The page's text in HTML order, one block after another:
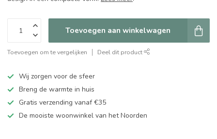
Toevoegen aan winkelwagen
Toevoegen om te vergelijken Deel dit product
Wij zorgen voor de sfeer
Breng de warmte in huis
Gratis verzending vanaf €35
De mooiste woonwinkel van het Noorden